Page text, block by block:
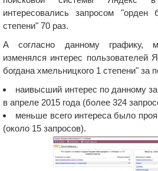
интересовались запросом "орден
степени" 70 раз.
А согласно данному графику,
изменялся интерес пользователей
богдана хмельницкого 1 степени" за
наивысший интерес по данному
в апреле 2015 года (более 324
меньше всего интереса было
(около 15 запросов).